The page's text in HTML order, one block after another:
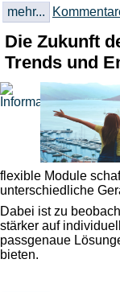
mehr...
Die Zukunft
Trends und
flexible Module
unterschiedliche
Dabei ist zu
stärker auf
passgenaue
bieten.